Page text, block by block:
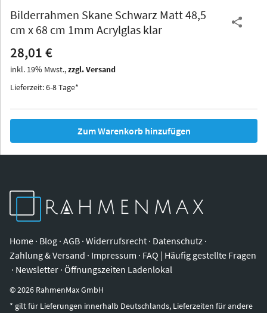
Iowa
Bilderrahmen Skane Schwarz Matt 48,5
cm x 68 cm 1mm Acrylglas klar
28,01 €
inkl. 19% Mwst.,zzgl. Versand
Lieferzeit: 6-8 Tage*
Zum Warenkorb hinzufügen
Home · Blog · AGB · Widerrufsrecht · Datenschutz ·
Zahlung & Versand · Impressum · FAQ | Häufig gestellte Fragen
· Newsletter · Öffnungszeiten Ladenlokal
©2026 RahmenMax GmbH
* gilt für Lieferungen innerhalb Deutschlands, Lieferzeiten für andere